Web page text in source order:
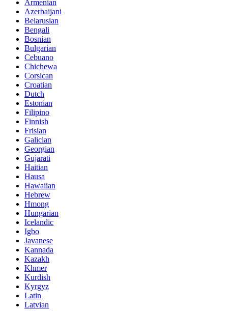
Armenian
Azerbaijani
Belarusian
Bengali
Bosnian
Bulgarian
Cebuano
Chichewa
Corsican
Croatian
Dutch
Estonian
Filipino
Finnish
Frisian
Galician
Georgian
Gujarati
Haitian
Hausa
Hawaiian
Hebrew
Hmong
Hungarian
Icelandic
Igbo
Javanese
Kannada
Kazakh
Khmer
Kurdish
Kyrgyz
Latin
Latvian